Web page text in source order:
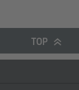
TOP